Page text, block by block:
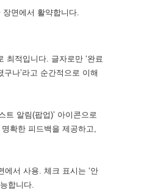
면에서 활약합니다.
최적입니다. 글자로만 ‘완료
나’라고 순간적으로 이해
알림(팝업)’ 아이콘으로
확한 피드백을 제공하고,
에서 사용. 체크 표시는 ‘안
합니다.